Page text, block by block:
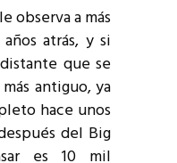
observa a más
atrás, y si
que se
antiguo, ya
hace unos
del Big
es 10 mil